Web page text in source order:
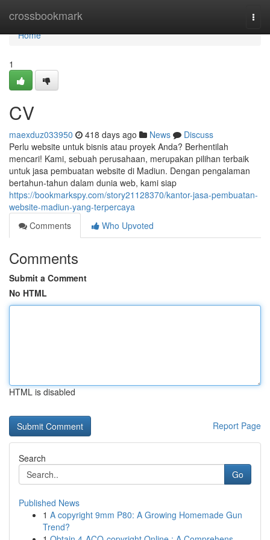
crossbookmark
Home
Home
1
CV
maexduz033950 418 days ago News
Discuss
Perlu website untuk bisnis atau proyek Anda? Berhentilah
mencari! Kami, sebuah perusahaan, merupakan pilihan terbaik
untuk jasa pembuatan website di Madiun. Dengan pengalaman
bertahun-tahun dalam dunia web, kami siap
https://bookmarkspy.com/story21128370/kantor-jasa-pembuatan-
website-madiun-yang-terpercaya
Comments
Who Upvoted
Comments
Submit a Comment
No HTML
HTML is disabled
Report Page
Search
Go
Published News
1 A copyright 9mm P80: A Growing Homemade Gun
Trend?